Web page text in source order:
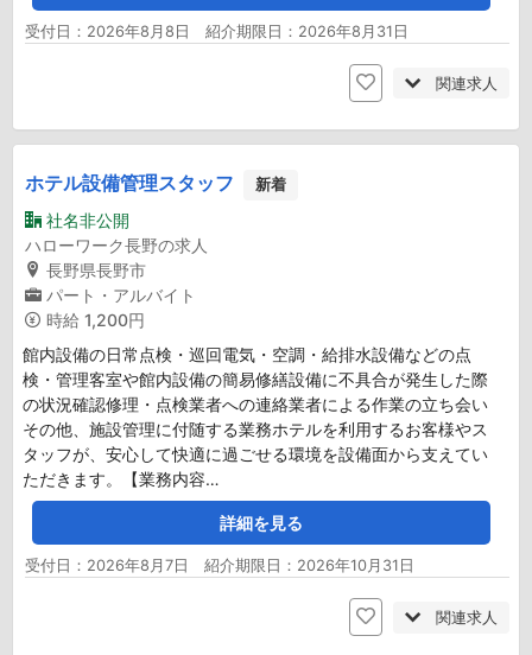
受付日：2026年8月8日 紹介期限日：2026年8月31日
関連求人
ホテル設備管理スタッフ 新着
社名非公開
ハローワーク長野の求人
長野県長野市
パート・アルバイト
時給 1,200円
館内設備の日常点検・巡回電気・空調・給排水設備などの点
検・管理客室や館内設備の簡易修繕設備に不具合が発生した際
の状況確認修理・点検業者への連絡業者による作業の立ち会い
その他、施設管理に付随する業務ホテルを利用するお客様やス
タッフが、安心して快適に過ごせる環境を設備面から支えてい
ただきます。【業務内容…
詳細を見る
受付日：2026年8月7日 紹介期限日：2026年10月31日
関連求人